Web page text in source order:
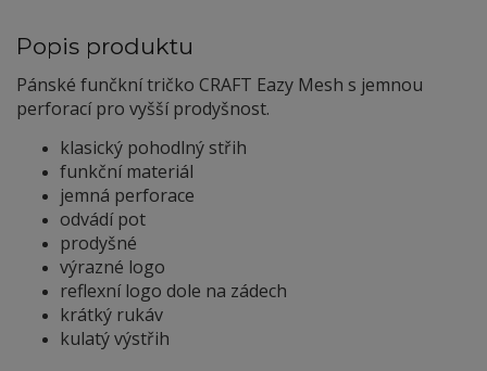
Popis produktu
Pánské funčkní tričko CRAFT Eazy Mesh s jemnou
perforací pro vyšší prodyšnost.
klasický pohodlný střih
funkční materiál
jemná perforace
odvádí pot
prodyšné
výrazné logo
reflexní logo dole na zádech
krátký rukáv
kulatý výstřih